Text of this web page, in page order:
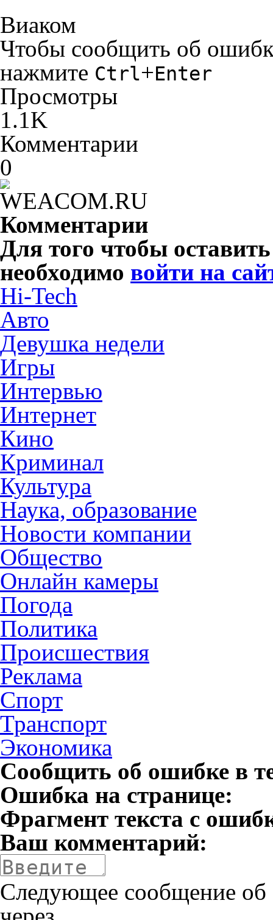
Виаком
Чтобы сообщить об
нажмите Ctrl+Enter
Просмотры
1.1K
Комментарии
0
Комментарии
Для того чтобы
необходимо войти на
Hi-Tech
Авто
Девушка недели
Игры
Интервью
Интернет
Кино
Криминал
Культура
Наука, образование
Новости компании
Общество
Онлайн камеры
Погода
Политика
Происшествия
Реклама
Спорт
Транспорт
Экономика
Сообщить об ошибке в
Ошибка на странице:
Фрагмент текста с
Ваш комментарий:
Следующее сообщение об